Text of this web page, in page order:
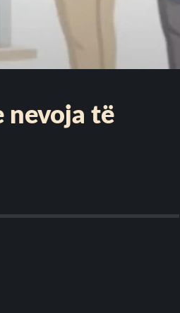
nevoja të